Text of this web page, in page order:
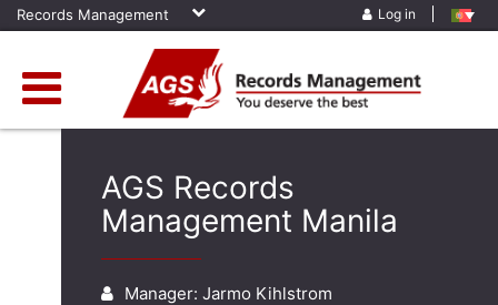
Records Management Log in
AGS Records
Management Manila
Manager: Jarmo Kihlstrom